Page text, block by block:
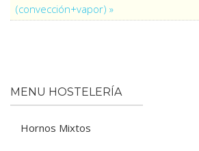
(convección+vapor) »
MENU HOSTELERÍA
Hornos Mixtos